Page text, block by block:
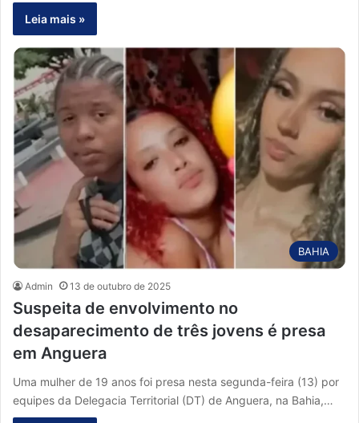
Leia mais »
BAHIA
Admin 13 de outubro de 2025
Suspeita de envolvimento no
desaparecimento de três jovens é presa
em Anguera
Uma mulher de 19 anos foi presa nesta segunda-feira (13) por
equipes da Delegacia Territorial (DT) de Anguera, na Bahia,…